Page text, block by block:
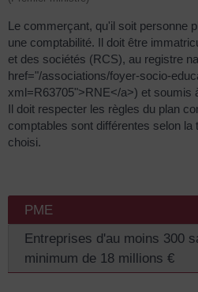
Le commerçant, qu'il soit personne
une comptabilité. Il doit être
et des sociétés (RCS), au registre
href="/associations/foyer-socio-
xml=R63705">RNE</a>) et soumis
Il doit respecter les règles du plan
comptables sont différentes selon la
choisi.
PME
Entreprises d'au moins 300
minimum de 18 millions €